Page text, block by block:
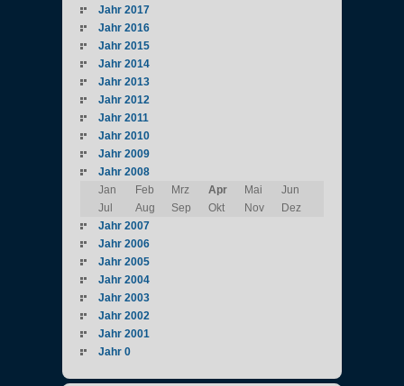
Jahr 2017
Jahr 2016
Jahr 2015
Jahr 2014
Jahr 2013
Jahr 2012
Jahr 2011
Jahr 2010
Jahr 2009
Jahr 2008
Jan
Feb Mrz Apr Mai
Jun
Jul
Aug Sep Okt Nov
Dez
Jahr 2007
Jahr 2006
Jahr 2005
Jahr 2004
Jahr 2003
Jahr 2002
Jahr 2001
Jahr 0